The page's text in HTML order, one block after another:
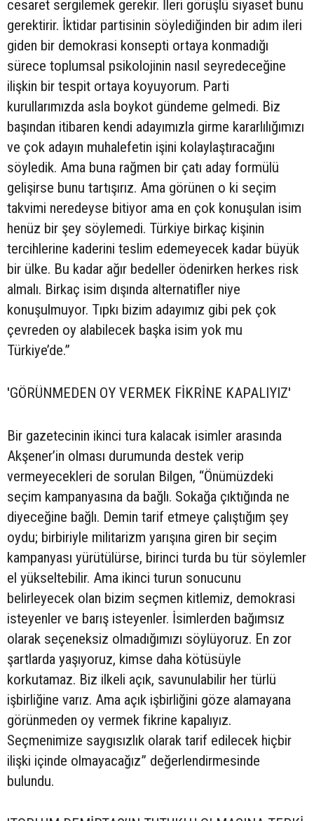
cesaret sergilemek gerekir. İleri görüşlü siyaset bunu
gerektirir. İktidar partisinin söylediğinden bir adım ileri
giden bir demokrasi konsepti ortaya konmadığı
sürece toplumsal psikolojinin nasıl seyredeceğine
ilişkin bir tespit ortaya koyuyorum. Parti
kurullarımızda asla boykot gündeme gelmedi. Biz
başından itibaren kendi adayımızla girme kararlılığımızı
ve çok adayın muhalefetin işini kolaylaştıracağını
söyledik. Ama buna rağmen bir çatı aday formülü
gelişirse bunu tartışırız. Ama görünen o ki seçim
takvimi neredeyse bitiyor ama en çok konuşulan isim
henüz bir şey söylemedi. Türkiye birkaç kişinin
tercihlerine kaderini teslim edemeyecek kadar büyük
bir ülke. Bu kadar ağır bedeller ödenirken herkes risk
almalı. Birkaç isim dışında alternatifler niye
konuşulmuyor. Tıpkı bizim adayımız gibi pek çok
çevreden oy alabilecek başka isim yok mu
Türkiye’de.”
'GÖRÜNMEDEN OY VERMEK FİKRİNE KAPALIYIZ'
Bir gazetecinin ikinci tura kalacak isimler arasında
Akşener’in olması durumunda destek verip
vermeyecekleri de sorulan Bilgen, “Önümüzdeki
seçim kampanyasına da bağlı. Sokağa çıktığında ne
diyeceğine bağlı. Demin tarif etmeye çalıştığım şey
oydu; birbiriyle militarizm yarışına giren bir seçim
kampanyası yürütülürse, birinci turda bu tür söylemler
el yükseltebilir. Ama ikinci turun sonucunu
belirleyecek olan bizim seçmen kitlemiz, demokrasi
isteyenler ve barış isteyenler. İsimlerden bağımsız
olarak seçeneksiz olmadığımızı söylüyoruz. En zor
şartlarda yaşıyoruz, kimse daha kötüsüyle
korkutamaz. Biz ilkeli açık, savunulabilir her türlü
işbirliğine varız. Ama açık işbirliğini göze alamayana
görünmeden oy vermek fikrine kapalıyız.
Seçmenimize saygısızlık olarak tarif edilecek hiçbir
ilişki içinde olmayacağız” değerlendirmesinde
bulundu.